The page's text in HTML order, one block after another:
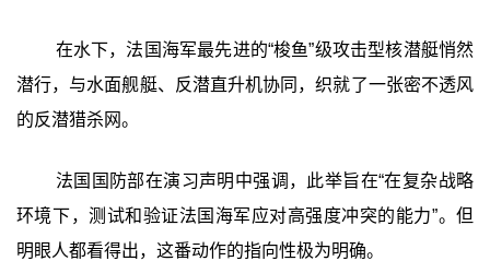
在水下，法国海军最先进的“梭鱼”级攻击型核潜艇悄然
潜行，与水面舰艇、反潜直升机协同，织就了一张密不透风
的反潜猎杀网。
法国国防部在演习声明中强调，此举旨在“在复杂战略
环境下，测试和验证法国海军应对高强度冲突的能力”。但
明眼人都看得出，这番动作的指向性极为明确。